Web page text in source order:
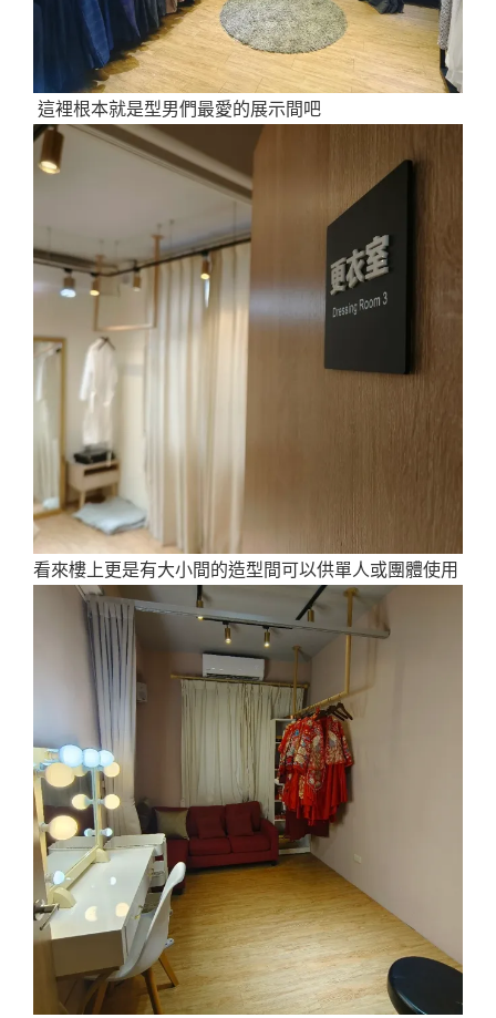
這裡根本就是型男們最愛的展示間吧
看來樓上更是有大小間的造型間可以供單人或團體使用